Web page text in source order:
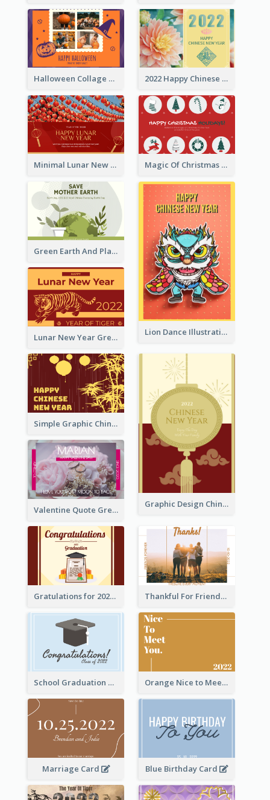
Halloween Collage Greeting Card 2022 Happy Chinese New Year Flower Photo Greeting Card
Minimal Lunar New Year Celebration Greeting Card Magic Of Christmas Holidays Greeting Card
Green Earth And Plants Illustrations Greeting Card
Lion Dance Illustration Photo Greeting Card
Lunar New Year Greeting Card With Tiger Illustration
Simple Graphic Chinese New Year In Red And Yellow
Graphic Design Chinese New Year Greeting Card With Decorations
Valentine Quote Greeting Card
Gratulations for 2020 Graduation Greeting Card Thankful For Friendship Greeting Card
School Graduation Celebration Card Orange Nice to Meet You Greeting Card
Marriage Card Blue Birthday Card